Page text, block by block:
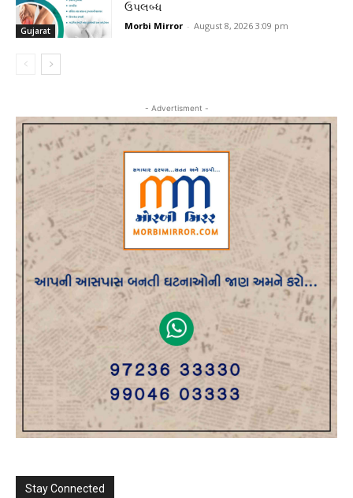
Gujarat
ઉપલબ્ધ
Morbi Mirror - August 8, 2026 3:09 pm
- Advertisment -
Stay Connected